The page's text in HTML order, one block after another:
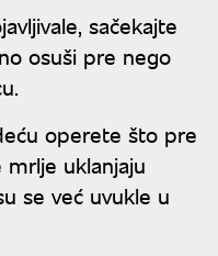
sačekajte
osuši pre nego
operete što pre
mrlje uklanjaju
se već uvukle u